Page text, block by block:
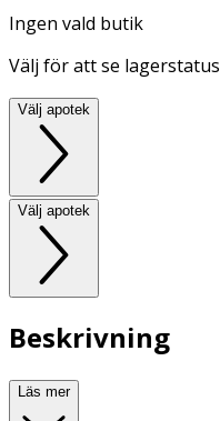
Ingen vald butik
Välj för att se lagerstatus
Välj apotek
Välj apotek
Beskrivning
Läs mer